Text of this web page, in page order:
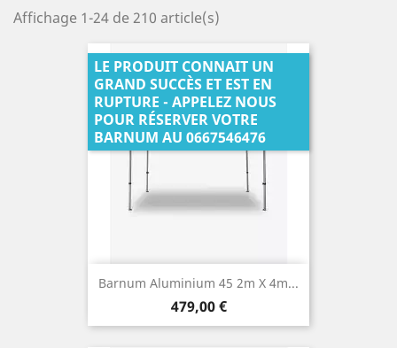
Affichage 1-24 de 210 article(s)
Barnum Aluminium 45 2m X 4m...
Prix
479,00 €
LE PRODUIT CONNAIT UN
GRAND SUCCÈS ET EST EN
RUPTURE - APPELEZ NOUS
POUR RÉSERVER VOTRE
BARNUM AU 0667546476